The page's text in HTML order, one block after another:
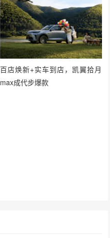
百店焕新+实车到店，凯翼拾月
max成代步爆款